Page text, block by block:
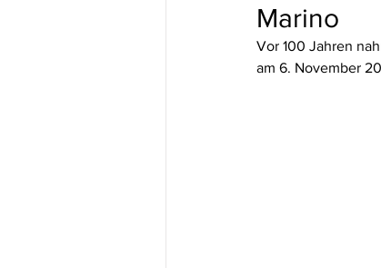
Marino
Vor 100 Jahren
am 6. November